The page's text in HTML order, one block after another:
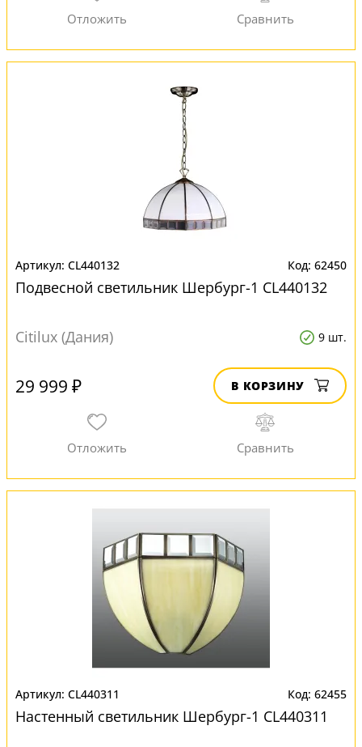
CL440132 62450
Подвесной светильник Шербург-1 CL440132
Citilux (Дания) 9 шт.
29 999 ₽ В КОРЗИНУ
CL440311 62455
Настенный светильник Шербург-1 CL440311